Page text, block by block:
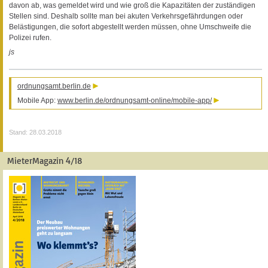
davon ab, was gemeldet wird und wie groß die Kapazitäten der zuständigen
Stellen sind. Deshalb sollte man bei akuten Verkehrsgefährdungen oder
Belästigungen, die sofort abgestellt werden müssen, ohne Umschweife die
Polizei rufen.
js
ordnungsamt.berlin.de
Mobile App: www.berlin.de/ordnungsamt-online/mobile-app/
Stand: 28.03.2018
MieterMagazin 4/18